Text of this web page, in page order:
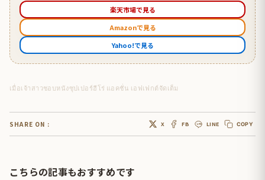
楽天市場で見る
Amazonで見る
Yahoo!で見る
เมื่อเจ้าสาวชอบหนังซุปเปอร์ฮีโร่ แอคชั่น เอฟเฟกต์จัดเต็ม
SHARE ON : X FB LINE COPY
こちらの記事もおすすめです